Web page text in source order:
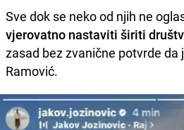
Sve dok se neko od njih ne
vjerovatno nastaviti širiti
zasad bez zvanične potvrde da
Ramović.